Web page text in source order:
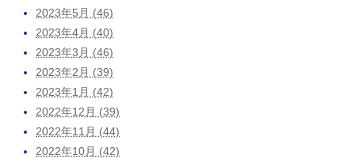
2023年5月 (46)
2023年4月 (40)
2023年3月 (46)
2023年2月 (39)
2023年1月 (42)
2022年12月 (39)
2022年11月 (44)
2022年10月 (42)